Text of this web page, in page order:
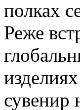
полках
Реже
сувенир